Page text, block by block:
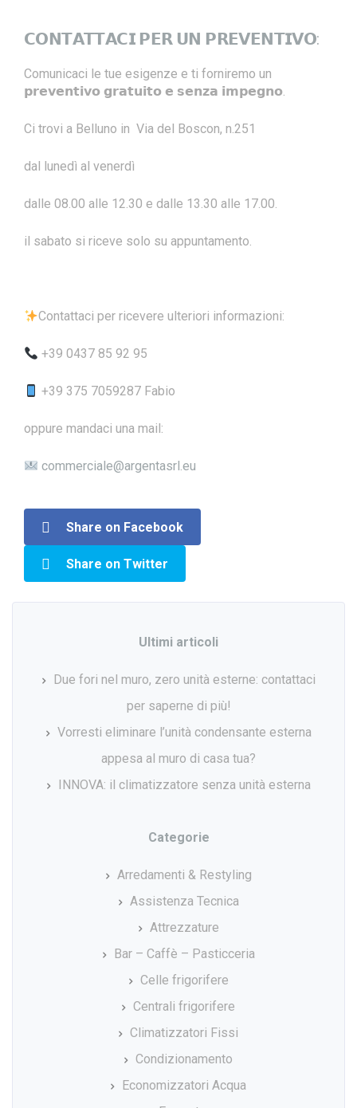
𝗖𝗢𝗡𝗧𝗔𝗧𝗧𝗔𝗖𝗜 𝗣𝗘𝗥 𝗨𝗡 𝗣𝗥𝗘𝗩𝗘𝗡𝗧𝗜𝗩𝗢:
Comunicaci le tue esigenze e ti forniremo un
𝗽𝗿𝗲𝘃𝗲𝗻𝘁𝗶𝘃𝗼 𝗴𝗿𝗮𝘁𝘂𝗶𝘁𝗼 𝗲 𝘀𝗲𝗻𝘇𝗮 𝗶𝗺𝗽𝗲𝗴𝗻𝗼.
Ci trovi a Belluno in Via del Boscon, n.251
dal lunedì al venerdì
dalle 08.00 alle 12.30 e dalle 13.30 alle 17.00.
il sabato si riceve solo su appuntamento.
Contattaci per ricevere ulteriori informazioni:
+39 0437 85 92 95
+39 375 7059287 Fabio
oppure mandaci una mail:
commerciale@argentasrl.eu
Share on Facebook
Share on Twitter
Ultimi articoli
Due fori nel muro, zero unità esterne: contattaci
per saperne di più!
Vorresti eliminare l’unità condensante esterna
appesa al muro di casa tua?
INNOVA: il climatizzatore senza unità esterna
Categorie
Arredamenti & Restyling
Assistenza Tecnica
Attrezzature
Bar – Caffè – Pasticceria
Celle frigorifere
Centrali frigorifere
Climatizzatori Fissi
Condizionamento
Economizzatori Acqua